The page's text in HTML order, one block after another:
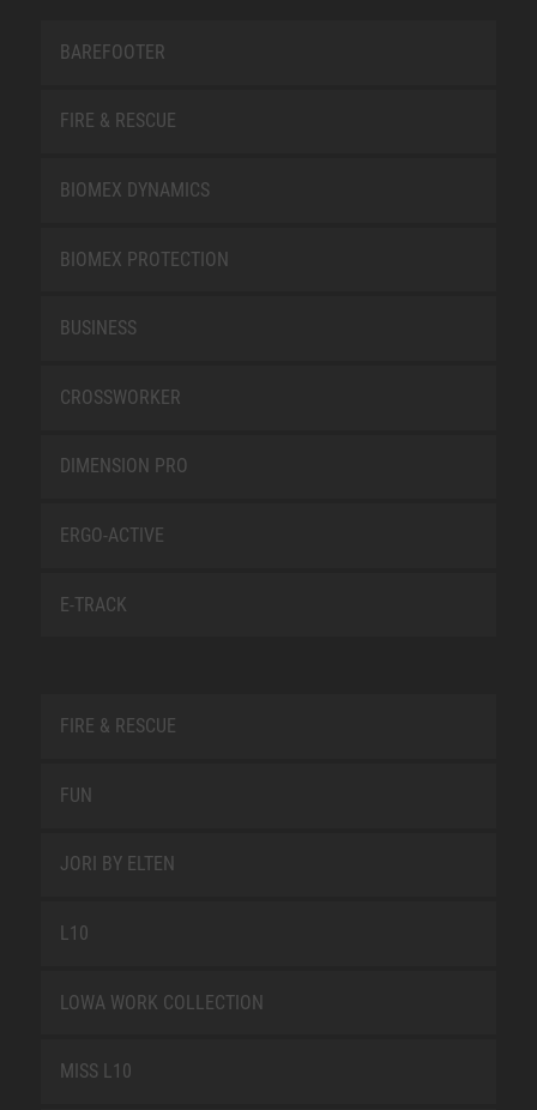
BAREFOOTER
FIRE & RESCUE
BIOMEX DYNAMICS
BIOMEX PROTECTION
BUSINESS
CROSSWORKER
DIMENSION PRO
ERGO-ACTIVE
E-TRACK
FIRE & RESCUE
FUN
JORI BY ELTEN
L10
LOWA WORK COLLECTION
MISS L10